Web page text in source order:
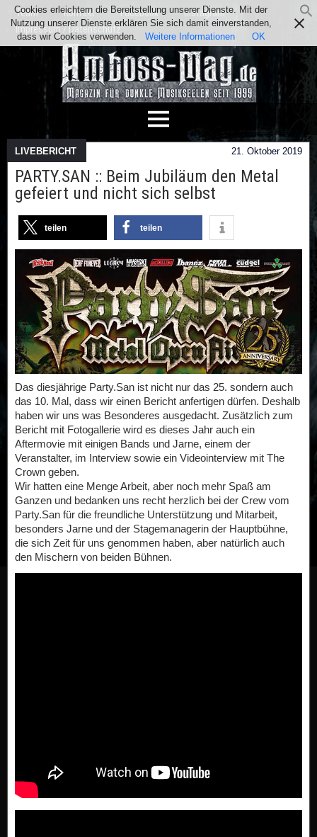
Team Kontakt Facebook
Instagram
Impressum / Datenschutz
LIVEBERICHT 21. Oktober 2019
PARTY.SAN :: Beim Jubiläum den Metal
gefeiert und nicht sich selbst
teilen teilen
Das diesjährige Party.San ist nicht nur das 25. sondern auch
das 10. Mal, dass wir einen Bericht anfertigen dürfen. Deshalb
haben wir uns was Besonderes ausgedacht. Zusätzlich zum
Bericht mit Fotogallerie wird es dieses Jahr auch ein
Aftermovie mit einigen Bands und Jarne, einem der
Veranstalter, im Interview sowie ein Videointerview mit The
Crown geben.
Wir hatten eine Menge Arbeit, aber noch mehr Spaß am
Ganzen und bedanken uns recht herzlich bei der Crew vom
Party.San für die freundliche Unterstützung und Mitarbeit,
besonders Jarne und der Stagemanagerin der Hauptbühne,
die sich Zeit für uns genommen haben, aber natürlich auch
den Mischern von beiden Bühnen.
Cookies erleichtern die Bereitstellung unserer Dienste. Mit der
Nutzung unserer Dienste erklären Sie sich damit einverstanden,
dass wir Cookies verwenden.
Weitere Informationen OK